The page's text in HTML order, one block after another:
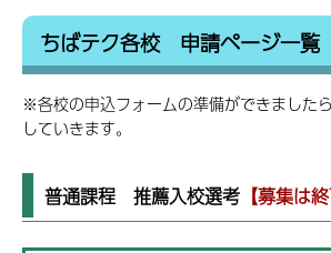
ちばテク各校 申請ページ一覧
※各校の申込フォームの準備ができました
していきます。
普通課程 推薦入校選考 【募集は